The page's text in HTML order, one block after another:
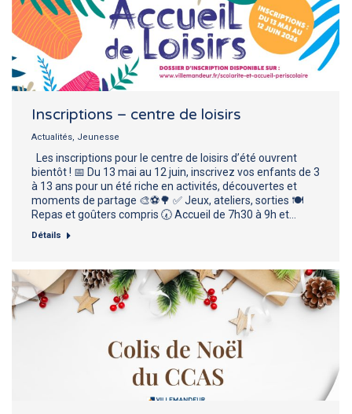
Inscriptions – centre de loisirs
Actualités, Jeunesse
Les inscriptions pour le centre de loisirs d’été ouvrent
bientôt ! 📅 Du 13 mai au 12 juin, inscrivez vos enfants de 3
à 13 ans pour un été riche en activités, découvertes et
moments de partage 🎨⚽🌳 ✅ Jeux, ateliers, sorties 🍽️
Repas et goûters compris 🕢 Accueil de 7h30 à 9h et…
Détails